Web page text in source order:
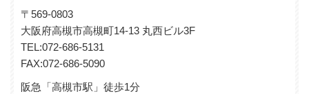
〒569-0803
大阪府高槻市高槻町14-13 丸西ビル3F
TEL:072-686-5131
FAX:072-686-5090
阪急「高槻市駅」徒歩1分